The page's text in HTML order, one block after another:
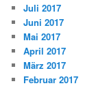
Juli 2017
Juni 2017
Mai 2017
April 2017
März 2017
Februar 2017